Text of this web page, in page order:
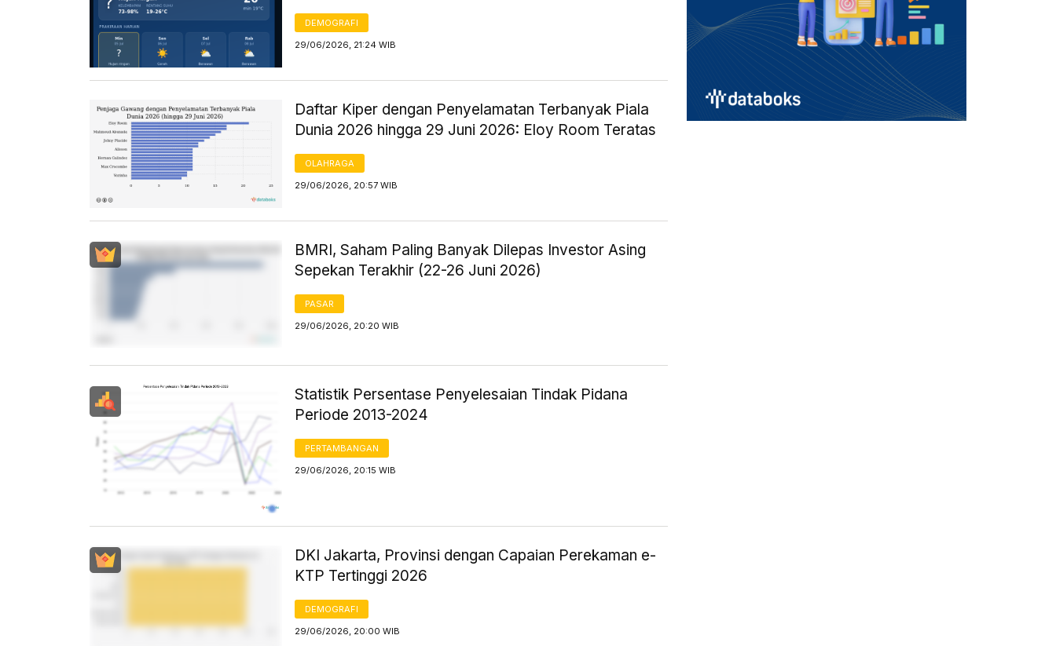
DEMOGRAFI
29/06/2026, 21:24 WIB
Daftar Kiper dengan Penyelamatan Terbanyak Piala
Dunia 2026 hingga 29 Juni 2026: Eloy Room Teratas
OLAHRAGA
29/06/2026, 20:57 WIB
BMRI, Saham Paling Banyak Dilepas Investor Asing
Sepekan Terakhir (22-26 Juni 2026)
PASAR
29/06/2026, 20:20 WIB
Statistik Persentase Penyelesaian Tindak Pidana
Periode 2013-2024
PERTAMBANGAN
29/06/2026, 20:15 WIB
DKI Jakarta, Provinsi dengan Capaian Perekaman e-
KTP Tertinggi 2026
DEMOGRAFI
29/06/2026, 20:00 WIB